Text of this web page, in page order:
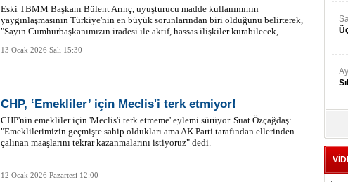
Eski TBMM Başkanı Bülent Arınç, uyuşturucu madde kullanımının
yaygınlaşmasının Türkiye'nin en büyük sorunlarından biri olduğunu belirterek,
"Sayın Cumhurbaşkanımızın iradesi ile aktif, hassas ilişkiler kurabilecek,
13 Ocak 2026 Salı 15:30
CHP, ‘Emekliler’ için Meclis'i terk etmiyor!
CHP'nin emekliler için 'Meclis'i terk etmeme' eylemi sürüyor. Suat Özçağdaş:
"Emeklilerimizin geçmişte sahip oldukları ama AK Parti tarafından ellerinden
çalınan maaşlarını tekrar kazanmalarını istiyoruz" dedi.
12 Ocak 2026 Pazartesi 12:00